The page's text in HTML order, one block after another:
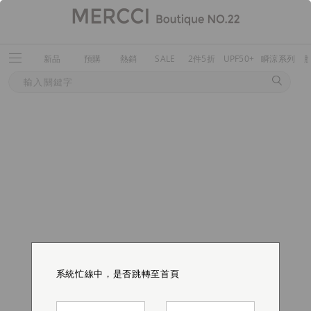
新品 預購 熱銷 SALE 2件5折 UPF50+ 瞬涼系列
系統忙線中，是否跳轉至首頁
系統忙線中，是否跳轉至首頁
系統忙線中，是否跳轉至首頁
系統忙線中，是否跳轉至首頁
系統忙線中，是否跳轉至首頁